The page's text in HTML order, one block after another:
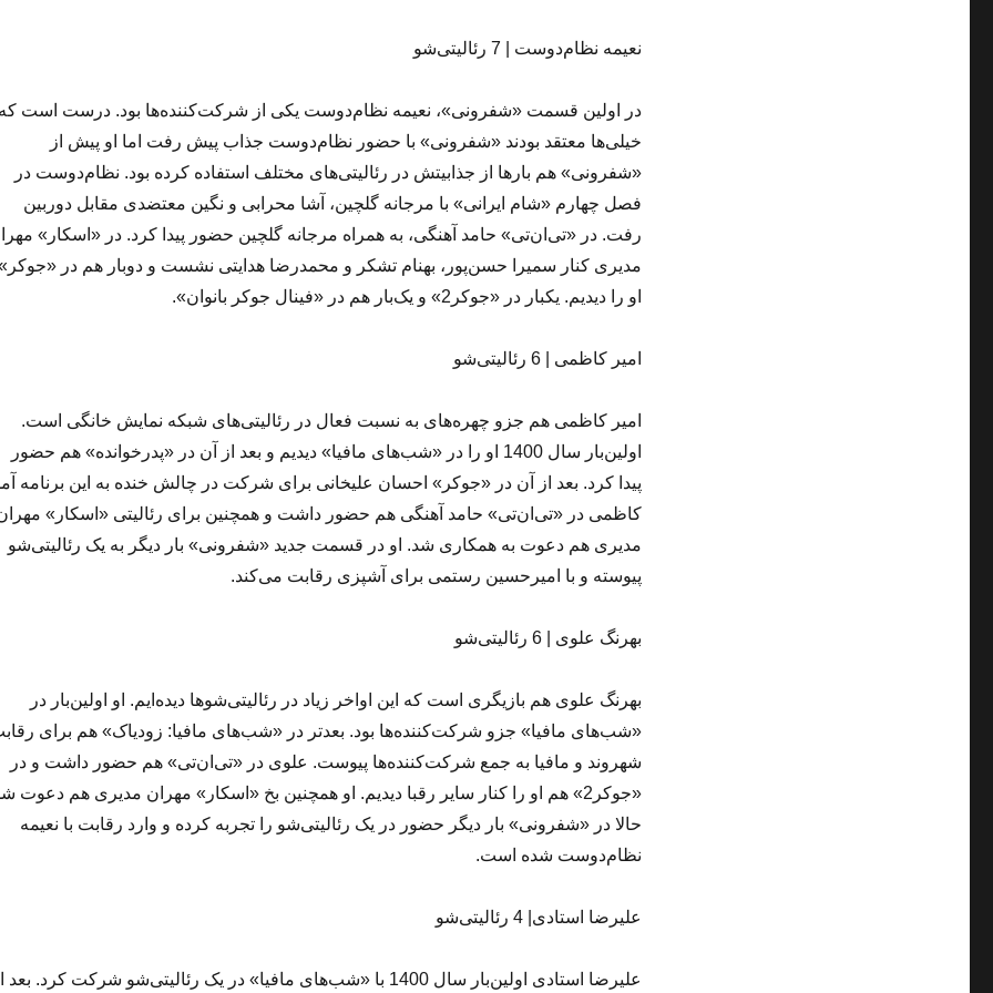
نعیمه نظام‌دوست | 7 رئالیتی‌شو
در اولین قسمت «شفرونی»، نعیمه نظام‌دوست یکی از شرکت‌کننده‌ها بود. درست است
خیلی‌ها معتقد بودند «شفرونی» با حضور نظام‌دوست جذاب پیش رفت اما او پیش از
«شفرونی» هم بارها از جذابیتش در رئالیتی‌های مختلف استفاده کرده بود. نظام‌دوست در
فصل چهارم «شام ایرانی» با مرجانه گلچین، آشا محرابی و نگین معتضدی مقابل دوربین
رفت. در «تی‌ان‌تی» حامد آهنگی، به همراه مرجانه گلچین حضور پیدا کرد. در «اسکار»
مدیری کنار سمیرا حسن‌پور، بهنام تشکر و محمدرضا هدایتی نشست و دوبار هم در
او را دیدیم. یکبار در «جوکر2» و یک‌بار هم در «فینال جوکر بانوان».
امیر کاظمی | 6 رئالیتی‌شو
امیر کاظمی هم جزو چهره‌های به نسبت فعال در رئالیتی‌های شبکه نمایش خانگی است.
اولین‌بار سال 1400 او را در «شب‌های مافیا» دیدیم و بعد از آن در «پدرخوانده» هم حضور
پیدا کرد. بعد از آن در «جوکر» احسان علیخانی برای شرکت در چالش خنده به این برنامه
کاظمی در «تی‌ان‌تی» حامد آهنگی هم حضور داشت و همچنین برای رئالیتی «اسکار»
مدیری هم دعوت به همکاری شد. او در قسمت جدید «شفرونی» بار دیگر به یک رئالیتی‌شو
پیوسته و با امیرحسین رستمی برای آشپزی رقابت می‌کند.
بهرنگ علوی | 6 رئالیتی‌شو
بهرنگ علوی هم بازیگری است که این اواخر زیاد در رئالیتی‌شوها دیده‌ایم. او اولین‌بار در
«شب‌های مافیا» جزو شرکت‌کننده‌ها بود. بعدتر در «شب‌های مافیا: زودیاک» هم برای
شهروند و مافیا به جمع شرکت‌کننده‌ها پیوست. علوی در «تی‌ان‌تی» هم حضور داشت و در
«جوکر2» هم او را کنار سایر رقبا دیدیم. او همچنین بخ «اسکار» مهران مدیری هم دعوت
حالا در «شفرونی» بار دیگر حضور در یک رئالیتی‌شو را تجربه کرده و وارد رقابت با نعیمه
نظام‌دوست شده است.
علیرضا استادی| 4 رئالیتی‌شو
علیرضا استادی اولین‌بار سال 1400 با «شب‌های مافیا» در یک رئالیتی‌شو شرکت کرد. بعد